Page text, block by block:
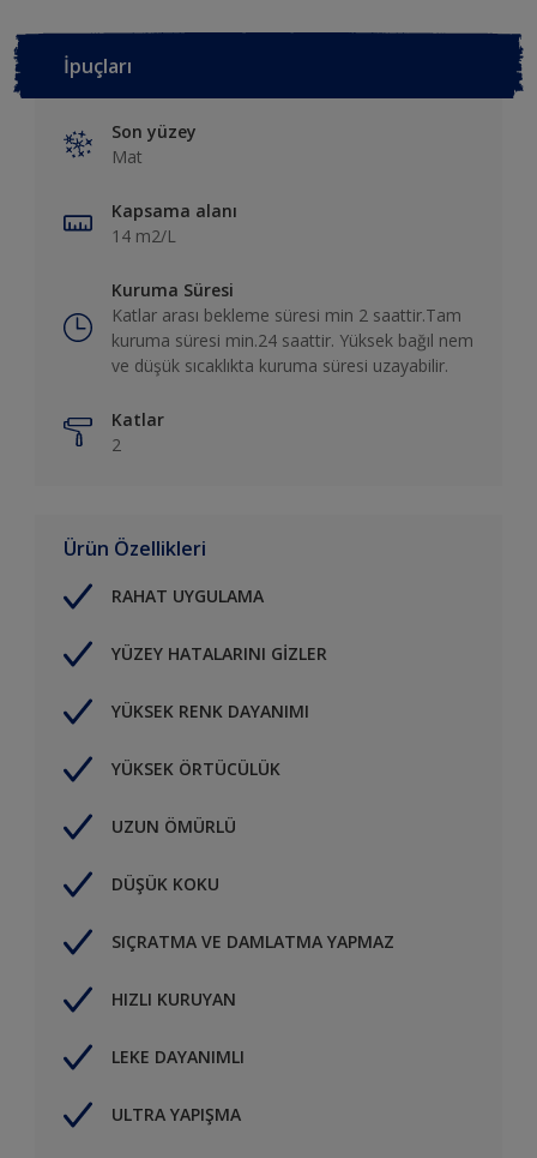
İpuçları
Son yüzey
Mat
Kapsama alanı
14 m2/L
Kuruma Süresi
Katlar arası bekleme süresi min 2 saattir.Tam
kuruma süresi min.24 saattir. Yüksek bağıl nem
ve düşük sıcaklıkta kuruma süresi uzayabilir.
Katlar
2
Ürün Özellikleri
RAHAT UYGULAMA
YÜZEY HATALARINI GİZLER
YÜKSEK RENK DAYANIMI
YÜKSEK ÖRTÜCÜLÜK
UZUN ÖMÜRLÜ
DÜŞÜK KOKU
SIÇRATMA VE DAMLATMA YAPMAZ
HIZLI KURUYAN
LEKE DAYANIMLI
ULTRA YAPIŞMA